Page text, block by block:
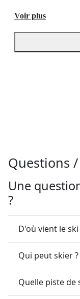
Voir plus
Questions /
Une
?
D'où vient le ski
Qui peut skier ?
Quelle piste de